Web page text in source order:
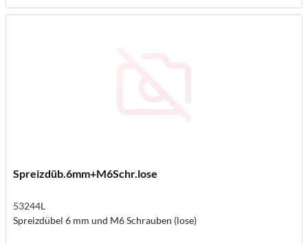
Spreizdüb.6mm+M6Schr.lose
53244L
Spreizdübel 6 mm und M6 Schrauben (lose)